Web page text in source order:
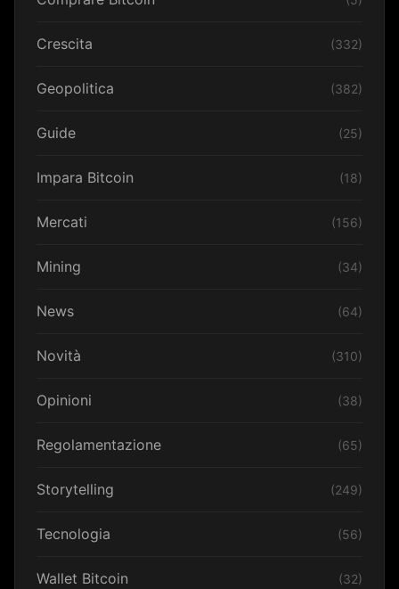
Crescita (332)
Geopolitica (382)
Guide (25)
Impara Bitcoin (18)
Mercati (156)
Mining (34)
News (64)
Novità (310)
Opinioni (38)
Regolamentazione (65)
Storytelling (249)
Tecnologia (56)
Wallet Bitcoin (32)